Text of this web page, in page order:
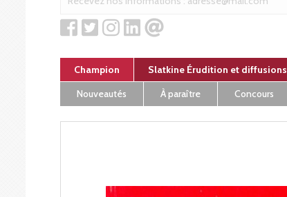
Champion Slatkine Érudition et diffusions
Nouveautés
À paraître Concours